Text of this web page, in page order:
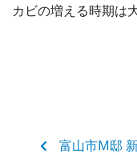
カビの増える時期は
富山市M邸